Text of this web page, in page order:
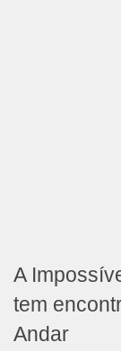
A
tem
Andar